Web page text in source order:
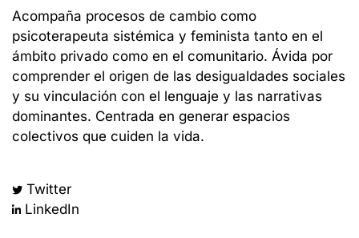
Acompaña procesos de cambio como
psicoterapeuta sistémica y feminista tanto en el
ámbito privado como en el comunitario. Ávida por
comprender el origen de las desigualdades sociales
y su vinculación con el lenguaje y las narrativas
dominantes. Centrada en generar espacios
colectivos que cuiden la vida.
Twitter
LinkedIn